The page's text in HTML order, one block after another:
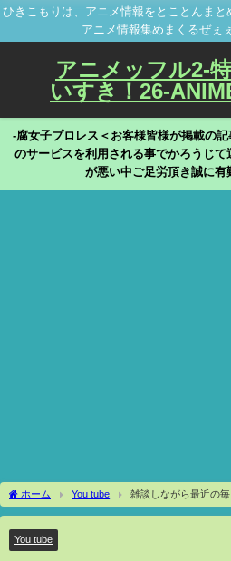
ひきこもりは、アニメ情報をとことんま
アニメ情報集めまくるぜぇ
アニメッフル2-
いすき！26-
-腐女子プロレス＜お客様皆様が掲載の
のサービスを利用される事でかろうじ
が悪い中ご足労頂き誠に有
ホーム You tube 雑談しながら最近の
You tube